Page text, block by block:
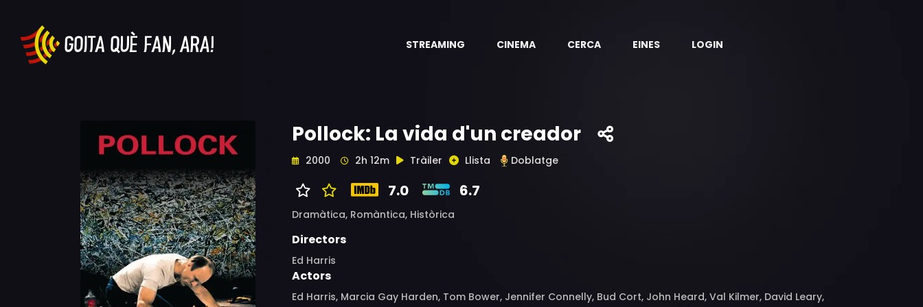
STREAMING CINEMA CERCA EINES LOGIN
Pollock: La vida d'un creador
2000 2h 12m Tràiler Llista Doblatge
7.0 6.7
Dramàtica, Romàntica, Històrica
Directors
Ed Harris
Actors
Ed Harris, Marcia Gay Harden, Tom Bower, Jennifer Connelly, Bud Cort, John Heard, Val Kilmer, David Leary,